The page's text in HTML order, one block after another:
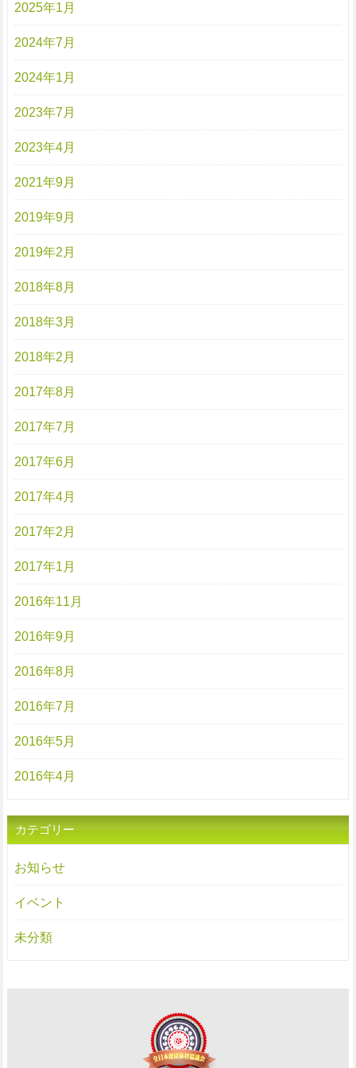
2025年1月
2024年7月
2024年1月
2023年7月
2023年4月
2021年9月
2019年9月
2019年2月
2018年8月
2018年3月
2018年2月
2017年8月
2017年7月
2017年6月
2017年4月
2017年2月
2017年1月
2016年11月
2016年9月
2016年8月
2016年7月
2016年5月
2016年4月
カテゴリー
お知らせ
イベント
未分類